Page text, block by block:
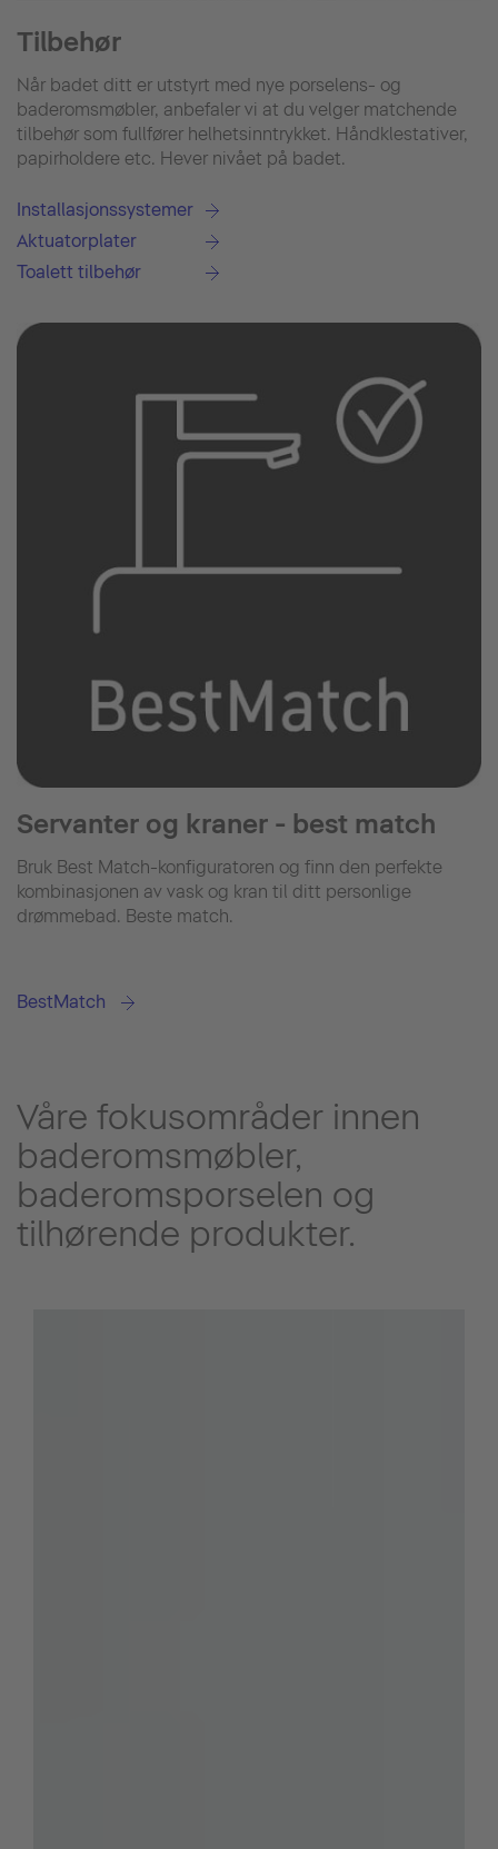
Tilbehør
Når badet ditt er utstyrt med nye porselens- og
baderomsmøbler, anbefaler vi at du velger matchende
tilbehør som fullfører helhetsinntrykket. Håndklestativer,
papirholdere etc. Hever nivået på badet.
Installasjonssystemer
Aktuatorplater
Toalett tilbehør
Servanter og kraner - best match
Bruk Best Match-konfiguratoren og finn den perfekte
kombinasjonen av vask og kran til ditt personlige
drømmebad. Beste match.
BestMatch
Våre fokusområder innen
baderomsmøbler,
baderomsporselen og
tilhørende produkter.